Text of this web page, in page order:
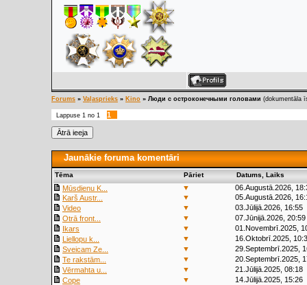
Forums » Vaļasprieks » Kino » Люди с остроконечными головами (dokumentāla
Lappuse 1 no 1 1
Jaunākie foruma komentāri
Tēma Pāriet Datums, Laiks
Mūsdienu K... ▼
06.Augustā.2026,
Karš Austr...
▼
05.Augustā.2026,
Video
▼
03.Jūlijā.2026, 16:55
Otrā front...
▼
07.Jūnijā.2026, 20:59
Ikars
▼
01.Novembrī.2025,
Liellopu k...
▼
16.Oktobrī.2025,
Sveicam Ze...
▼
29.Septembrī.2025,
Te rakstām...
▼
20.Septembrī.2025,
Vērmahta u...
▼
21.Jūlijā.2025, 08:18
Cope
▼ 14.Jūlijā.2025, 15:26